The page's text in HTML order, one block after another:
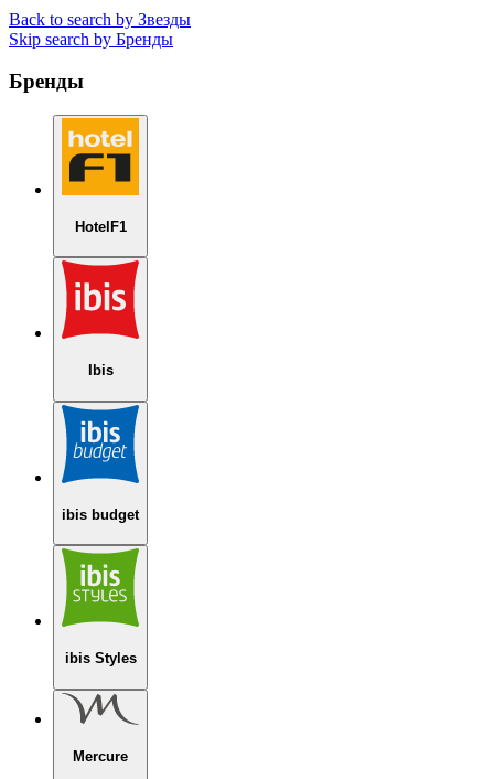
Back to search by Звезды
Skip search by Бренды
Бренды
HotelF1
Ibis
ibis budget
ibis Styles
Mercure